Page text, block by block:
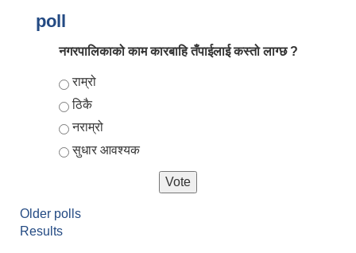
poll
नगरपालिकाको काम कारबाहि तँपाईलाई कस्तो लाग्छ ?
Choices
राम्रो
ठिकै
नराम्रो
सुधार आवश्यक
Older polls
Results